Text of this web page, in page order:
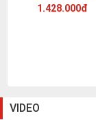
1.428.000đ
VIDEO